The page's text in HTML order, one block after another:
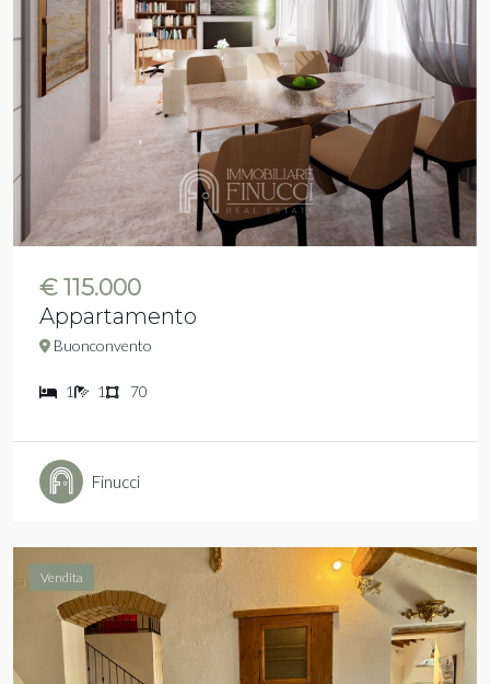
€ 115.000
Appartamento
Buonconvento
1 1 70
Finucci
Vendita